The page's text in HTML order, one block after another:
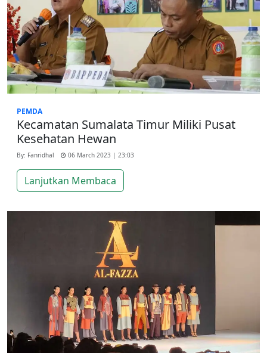
PEMDA
Kecamatan Sumalata Timur Miliki Pusat
Kesehatan Hewan
By: Fanridhal 06 March 2023 | 23:03
Lanjutkan Membaca